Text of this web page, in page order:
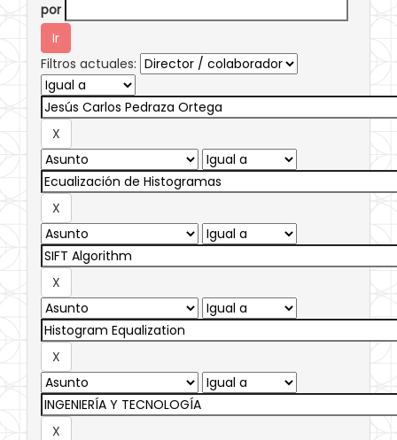
por
Filtros actuales: